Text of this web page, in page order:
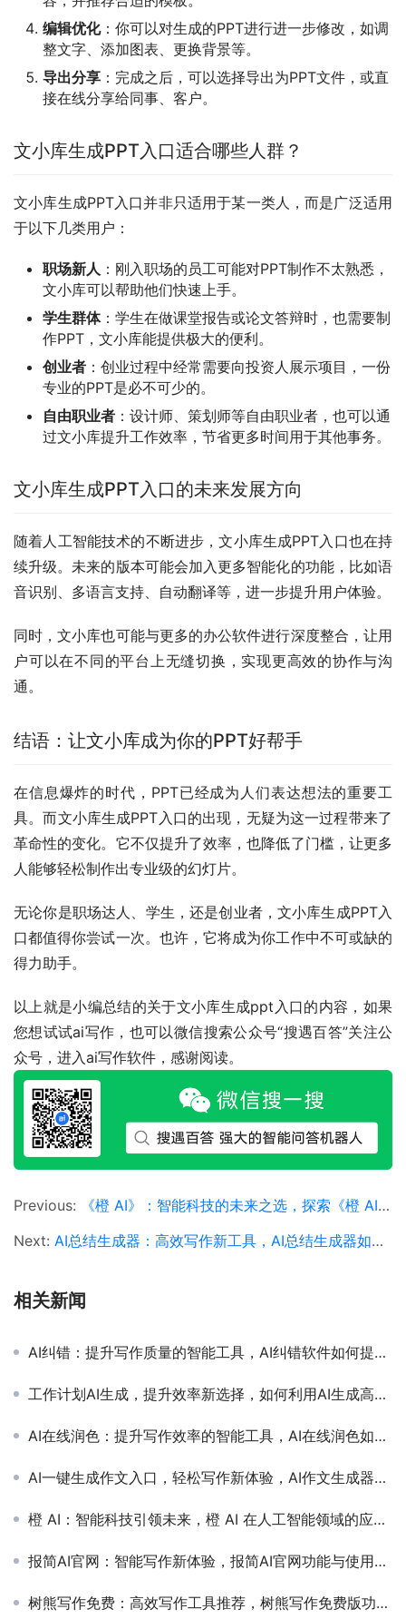
编辑优化：你可以对生成的PPT进行进一步修改，如调
整文字、添加图表、更换背景等。
导出分享 ：完成之后，可以选择导出为PPT文件，或直
接在线分享给同事、客户。
文小库生成PPT入口适合哪些人群？
文小库生成PPT入口并非只适用于某一类人，而是广泛适用
于以下几类用户：
职场新人 ：刚入职场的员工可能对PPT制作不太熟悉，
文小库可以帮助他们快速上手。
学生群体：学生在做课堂报告或论文答辩时，也需要制
作PPT，文小库能提供极大的便利。
创业者 ：创业过程中经常需要向投资人展示项目，一份
专业的PPT是必不可少的。
自由职业者 ：设计师、策划师等自由职业者，也可以通
过文小库提升工作效率，节省更多时间用于其他事务。
文小库生成PPT入口的未来发展方向
随着人工智能技术的不断进步，文小库生成PPT入口也在持
续升级。未来的版本可能会加入更多智能化的功能，比如语
音识别、多语言支持、自动翻译等，进一步提升用户体验。
同时，文小库也可能与更多的办公软件进行深度整合，让用
户可以在不同的平台上无缝切换，实现更高效的协作与沟
通。
结语：让文小库成为你的PPT好帮手
在信息爆炸的时代，PPT已经成为人们表达想法的重要工
具。而文小库生成PPT入口的出现，无疑为这一过程带来了
革命性的变化。它不仅提升了效率，也降低了门槛，让更多
人能够轻松制作出专业级的幻灯片。
无论你是职场达人、学生，还是创业者，文小库生成PPT入
口都值得你尝试一次。也许，它将成为你工作中不可或缺的
得力助手。
以上就是小编总结的关于文小库生成ppt入口的内容，如果
您想试试ai写作，也可以微信搜索公众号“搜遇百答”关注公
众号，进入ai写作软件，感谢阅读。
Previous:
《橙 AI》：智能科技的未来之选，探索《橙 AI》在人工智能领域的应用与影响
Next: AI总结生成器：高效写作新工具，AI总结生成器如何提升工作效率
相关新闻
AI纠错：提升写作质量的智能工具，AI纠错软件如何提高文章准确性和专业性
工作计划AI生成，提升效率新选择，如何利用AI生成高效工作计划
AI在线润色：提升写作效率的智能工具，AI在线润色如何帮助用户优化文章内容
AI一键生成作文入口，轻松写作新体验，AI作文生成器如何提升写作效率
橙 AI：智能科技引领未来，橙 AI 在人工智能领域的应用与前景
报简AI官网：智能写作新体验，报简AI官网功能与使用教程详解
树熊写作免费：高效写作工具推荐，树熊写作免费版功能与使用体验详解